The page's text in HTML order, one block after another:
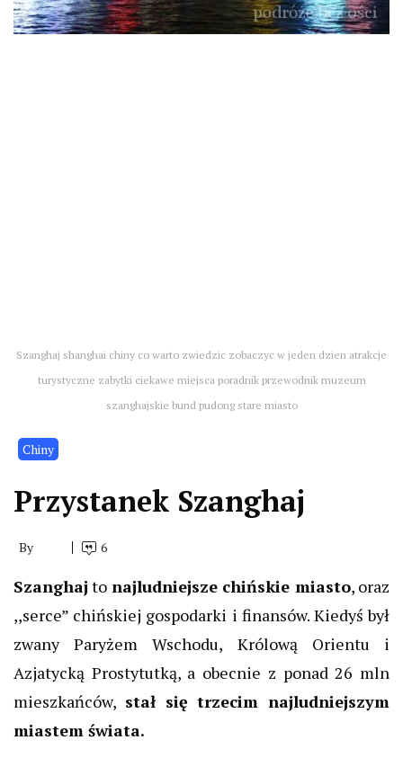
Szanghaj shanghai chiny co warto zwiedzic zobaczyc w jeden dzien atrakcje
turystyczne zabytki ciekawe miejsca poradnik przewodnik muzeum
szanghajskie bund pudong stare miasto
Chiny
Przystanek Szanghaj
By 6
Szanghaj to najludniejsze chińskie miasto, oraz
,,serce” chińskiej gospodarki i finansów. Kiedyś był
zwany Paryżem Wschodu, Królową Orientu i
Azjatycką Prostytutką, a obecnie z ponad 26 mln
mieszkańców, stał się trzecim najludniejszym
miastem świata.